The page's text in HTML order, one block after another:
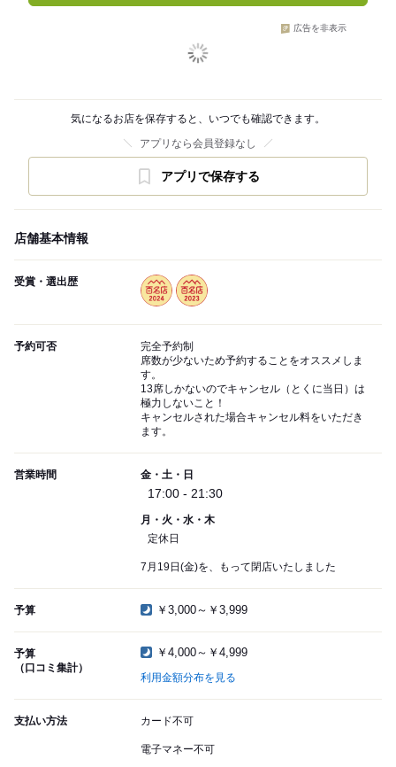
広告を非表示
気になるお店を保存すると、いつでも確認できます。
アプリなら会員登録なし
アプリで保存する
店舗基本情報
受賞・選出歴
予約可否
完全予約制
席数が少ないため予約することをオススメしま
す。
13席しかないのでキャンセル（とくに当日）は
極力しないこと！
キャンセルされた場合キャンセル料をいただき
ます。
営業時間 金・土・日
17:00 - 21:30
月・火・水・木
定休日
7月19日(金)を、もって閉店いたしました
予算 ￥3,000～￥3,999
予算
（口コミ集計）
￥4,000～￥4,999
利用金額分布を見る
支払い方法 カード不可
電子マネー不可